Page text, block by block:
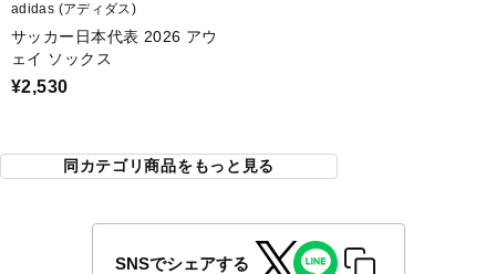
adidas (アディダス)
サッカー日本代表 2026 アウ
ェイ ソックス
¥2,530
同カテゴリ商品をもっと見る
SNSでシェアする